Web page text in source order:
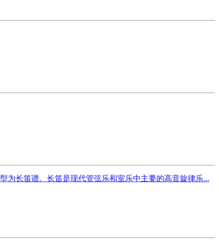
为长笛谱。长笛是现代管弦乐和室乐中主要的高音旋律乐...